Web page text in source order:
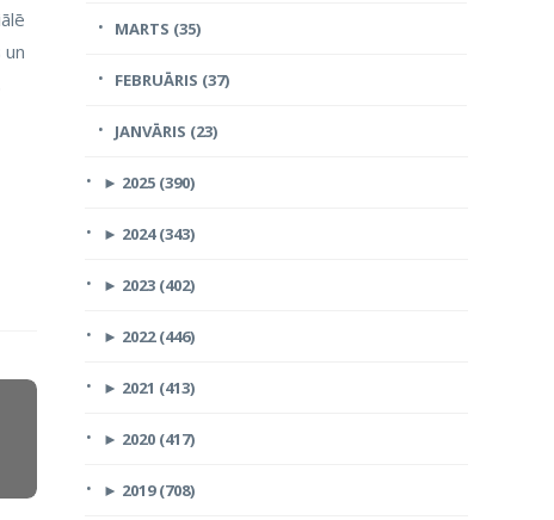
MARTS (35)
FEBRUĀRIS (37)
JANVĀRIS (23)
► 2025 (390)
► 2024 (343)
► 2023 (402)
► 2022 (446)
► 2021 (413)
► 2020 (417)
► 2019 (708)